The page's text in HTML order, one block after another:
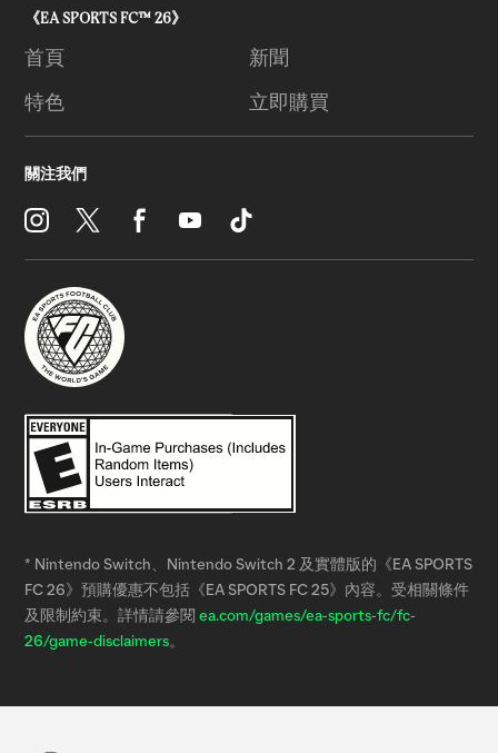
* Nintendo Switch、Nintendo Switch 2 及實體版的《EA SPORTS
FC 26》預購優惠不包括《EA SPORTS FC 25》內容。受相關條件
及限制約束。詳情請參閱 ea.com/games/ea-sports-fc/fc-
26/game-disclaimers。